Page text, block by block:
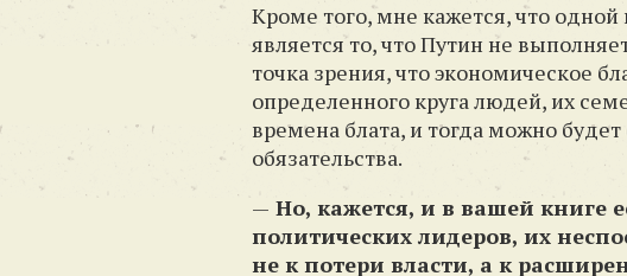
Кроме того, мне кажется, что
является то, что Путин не
точка зрения, что экономическое
определенного круга людей, их
времена блата, и тогда можно
обязательства.
— Но, кажется, и в вашей книге
политических лидеров, их
не к потери власти, а к